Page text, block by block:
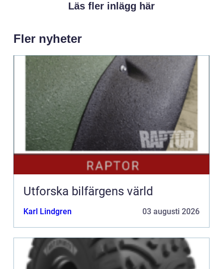
Läs fler inlägg här
Fler nyheter
Utforska bilfärgens värld
Karl Lindgren 03 augusti 2026